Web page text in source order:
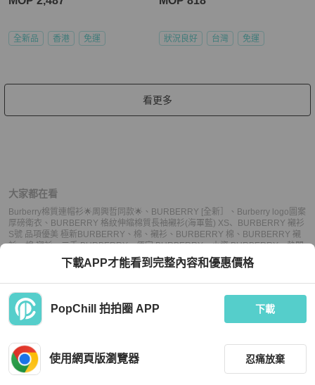
全新品 香港 免運 狀況良好 台灣 免運
看更多
大家都在看
Burberry棉質連帽衫🌟周興哲同款🌟 、 BURBERRY [全新］ 、 Burberry logo圖案
厚磅衛衣 、 BURBERRY 格紋伸縮棉質長袖襯衫(海軍藍) XS、 BURBERRY 襯衫
S號 品項優美 極新BURBERRY 、 棉 、 襯衫 、 BURBERRY 棉 、 BURBERRY 襯
衫、棉 襯衫、二手 BURBERRY、便宜 BURBERRY、小資 BURBERRY、熱門
、中古 BURBERRY、推薦 BURBERRY、二手 襯衫、
熱門 襯衫、 中古 襯衫、推薦 襯衫
下載APP才能看到完整內容和優惠價格
PopChill 拍拍圈 APP 下載
使用網頁版瀏覽器 忍痛放棄